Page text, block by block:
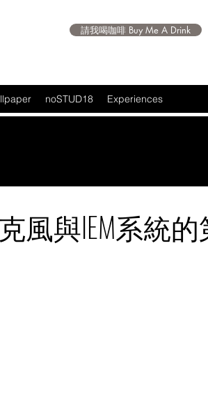
請我喝咖啡 Buy Me A Drink
noSTUD18 Experiences
風與IEM系統